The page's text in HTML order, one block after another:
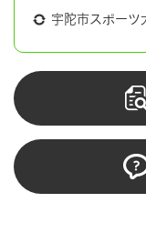
宇陀市スポーツ